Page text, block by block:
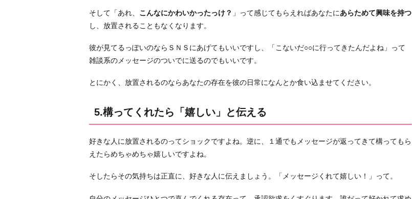
そして「あれ、 こんなにかわいかったっけ？ 」って感じてもらえればあなたにあらためて興味を持つ
し、放置されることもなくなります。
彼が見てるっぽいのならＳＮＳにあげてもいいですし、「こないだ○○に行ってきたんだよね」って
雑談系のメッセージのついでに送るのでもいいです。
とにかく、放置されるのならあなたの存在を彼の日常になんとか食い込ませてください。
5.構ってくれたら「嬉しい」と伝える
好きな人に放置されるのってショックですよね。逆に、１通でもメッセージが返ってきて構ってもら
えたらめちゃめちゃ嬉しいですよね。
そしたらその気持ちは正直に、好きな人に伝えましょう。「メッセージくれて嬉しい！」って。